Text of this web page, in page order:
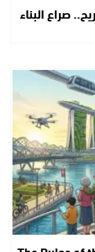
صراع البناء